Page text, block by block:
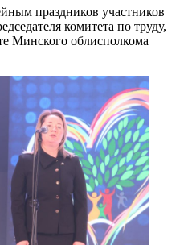
праздников участников
комитета по труду,
Минского облисполкома